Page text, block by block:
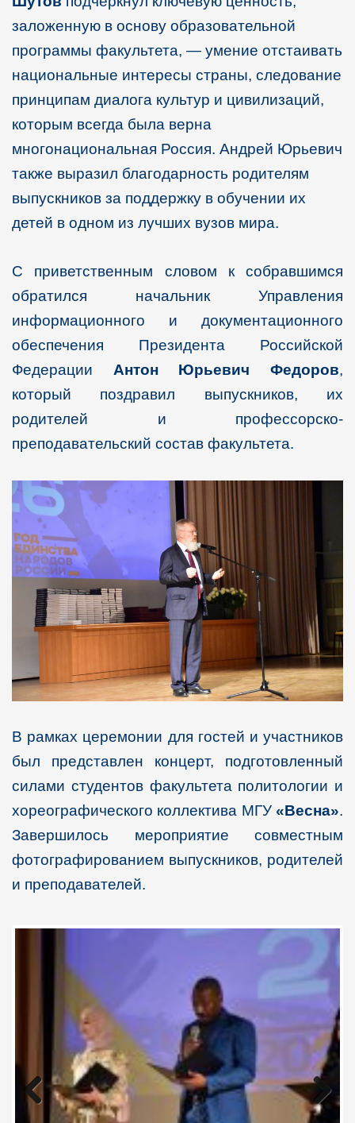
заложенную в основу образовательной
программы факультета, — умение отстаивать
национальные интересы страны, следование
принципам диалога культур и цивилизаций,
которым всегда была верна
многонациональная Россия. Андрей Юрьевич
также выразил благодарность родителям
выпускников за поддержку в обучении их
детей в одном из лучших вузов мира.
С приветственным словом к собравшимся
обратился начальник Управления
информационного и документационного
обеспечения Президента Российской
Федерации Антон Юрьевич Федоров,
который поздравил выпускников, их
родителей и профессорско-
преподавательский состав факультета.
В рамках церемонии для гостей и участников
был представлен концерт, подготовленный
силами студентов факультета политологии и
хореографического коллектива МГУ «Весна».
Завершилось мероприятие совместным
фотографированием выпускников, родителей
и преподавателей.
Previous Next